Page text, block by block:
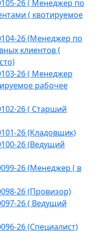
26 ( Менеджер по
( квотируемое
26 (Менеджер по
клиентов (
26 ( Менеджер
рабочее
26 ( Старший
26 (Кладовщик)
26 (Ведущий
26 (Менеджер ( в
26 (Провизор)
26 ( Ведущий
26 (Специалист)